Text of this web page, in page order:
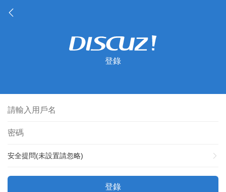
登錄
安全提問(未設置請忽略)
登錄